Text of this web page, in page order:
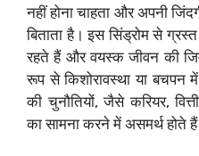
नहीं होना चाहता और अपनी
बिताता है। इस सिंड्रोम से
रहते हैं और वयस्क जीवन की
रूप से किशोरावस्था या
की चुनौतियों, जैसे करियर,
का सामना करने में असमर्थ होते